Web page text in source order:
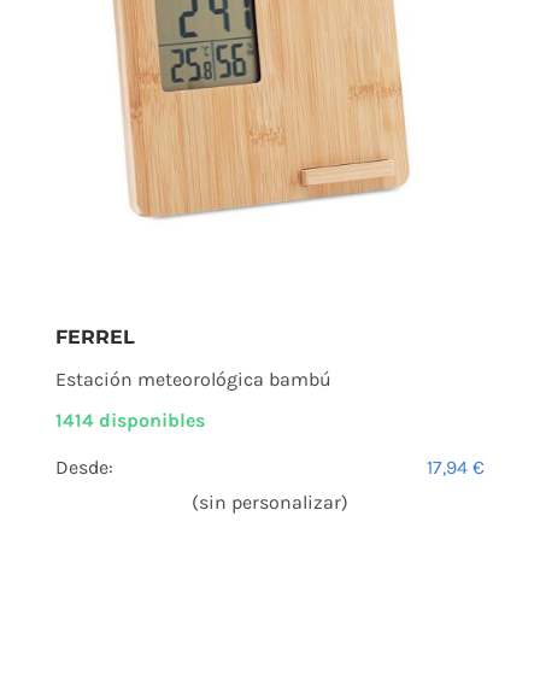
FERREL
Estación meteorológica bambú
1414 disponibles
Desde: 17,94€
(sin personalizar)